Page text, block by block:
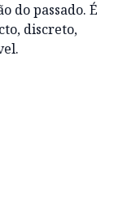
do passado. É
discreto,